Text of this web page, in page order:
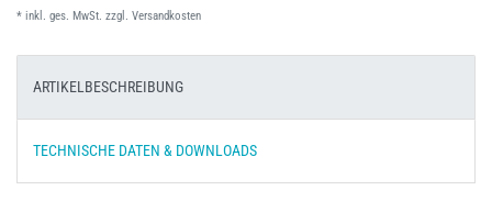
* inkl. ges. MwSt. zzgl. Versandkosten
ARTIKELBESCHREIBUNG
TECHNISCHE DATEN & DOWNLOADS